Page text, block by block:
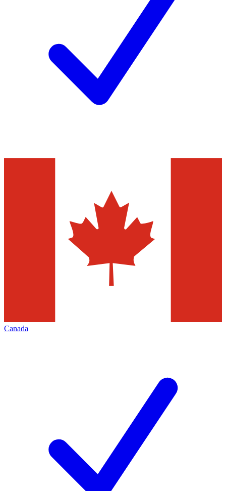
Canada